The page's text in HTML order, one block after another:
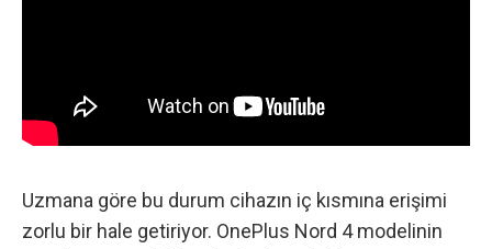
Uzmana göre bu durum cihazın iç kısmına erişimi
zorlu bir hale getiriyor. OnePlus Nord 4 modelinin